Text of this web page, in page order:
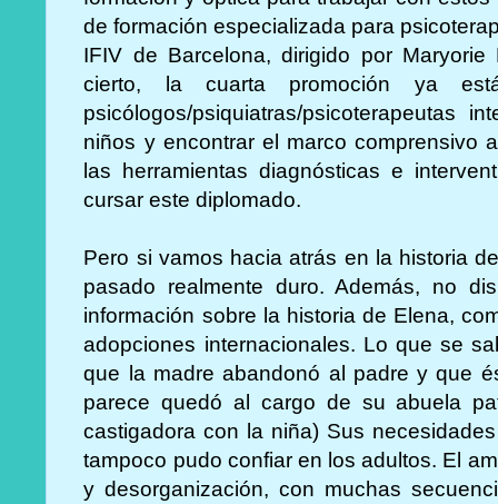
de formación especializada para
IFIV de Barcelona, dirigido por
cierto, la cuarta promoción ya
psicólogos/psiquiatras/psicoterapeutas
niños y encontrar el marco comprensivo
las herramientas diagnósticas e
cursar este diplomado.
Pero si vamos hacia atrás en la historia
pasado realmente duro. Además, no
información sobre la historia de Elena,
adopciones internacionales. Lo que se
que la madre abandonó al padre y que
parece quedó al cargo de su abuela
castigadora con la niña) Sus
tampoco pudo confiar en los adultos. El
y desorganización, con muchas